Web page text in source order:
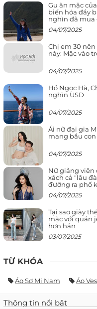
Gu ăn mặc
biến hóa đầy
nghìn đã mua
04/07/2025
Chị em 30
này: Mặc vào
04/07/2025
Hồ Ngọc Hà,
nghìn USD
04/07/2025
Ái nữ đại gia
mang bầu
04/07/2025
Nữ giảng viên
xách cả “lâu
đường ra phố
04/07/2025
Tại sao giày
mặc với quần
hơn hẳn
03/07/2025
TỪ KHÓA
Áo Sơ Mi Nam Áo
Thông tin nổi bật